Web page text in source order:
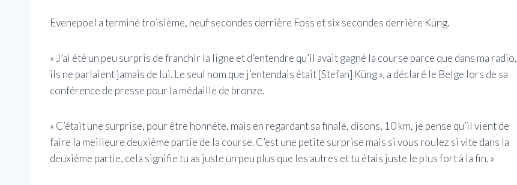
Evenepoel a terminé troisième, neuf secondes derrière Foss et six secondes derrière Küng.
« J’ai été un peu surpris de franchir la ligne et d’entendre qu’il avait gagné la course parce que dans ma radio,
ils ne parlaient jamais de lui. Le seul nom que j’entendais était [Stefan] Küng », a déclaré le Belge lors de sa
conférence de presse pour la médaille de bronze.
« C’était une surprise, pour être honnête, mais en regardant sa finale, disons, 10 km, je pense qu’il vient de
faire la meilleure deuxième partie de la course. C’est une petite surprise mais si vous roulez si vite dans la
deuxième partie, cela signifie tu as juste un peu plus que les autres et tu étais juste le plus fort à la fin. »